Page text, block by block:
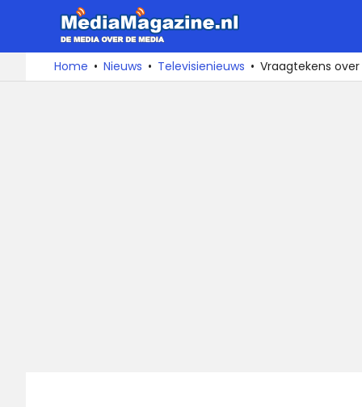
naar
De
media
over
Home Nieuws Televisienieuws Vraagtekens